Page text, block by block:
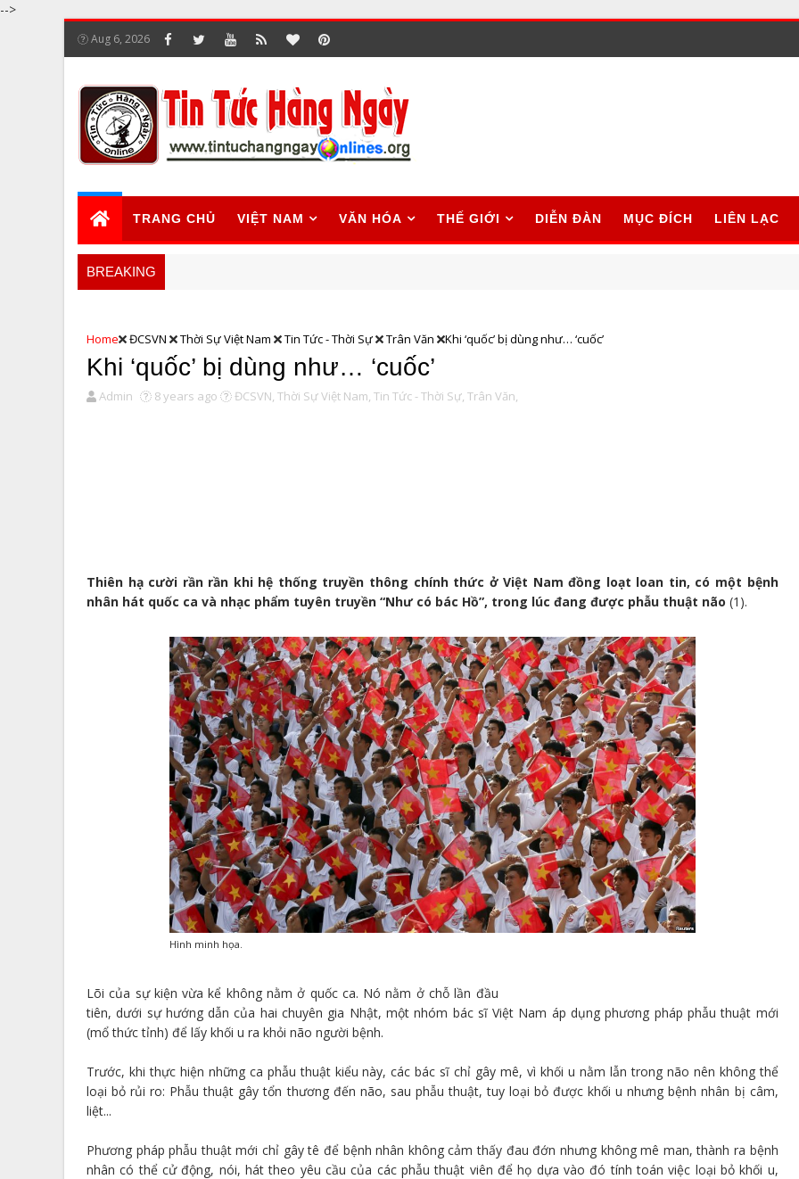
-->
Aug 6, 2026
TRANG CHỦ VIỆT NAM VĂN HÓA THẾ GIỚI DIỄN ĐÀN MỤC ĐÍCH LIÊN LẠC
BREAKING
Home ĐCSVN Thời Sự Việt Nam Tin Tức - Thời Sự Trân Văn Khi ‘quốc’ bị dùng như… ‘cuốc’
Khi ‘quốc’ bị dùng như… ‘cuốc’
Admin 8 years ago ĐCSVN, Thời Sự Việt Nam, Tin Tức - Thời Sự, Trân Văn,
Thiên hạ cười rần rần khi hệ thống truyền thông chính thức ở Việt Nam đồng loạt loan tin, có một bệnh
nhân hát quốc ca và nhạc phẩm tuyên truyền “Như có bác Hồ”, trong lúc đang được phẫu thuật não (1).
Hình minh họa.
Lõi của sự kiện vừa kể không nằm ở quốc ca. Nó nằm ở chỗ lần đầu
tiên, dưới sự hướng dẫn của hai chuyên gia Nhật, một nhóm bác sĩ Việt Nam áp dụng phương pháp phẫu thuật mới
(mổ thức tỉnh) để lấy khối u ra khỏi não người bệnh.
Trước, khi thực hiện những ca phẫu thuật kiểu này, các bác sĩ chỉ gây mê, vì khối u nằm lẫn trong não nên không thể
loại bỏ rủi ro: Phẫu thuật gây tổn thương đến não, sau phẫu thuật, tuy loại bỏ được khối u nhưng bệnh nhân bị câm,
liệt...
Phương pháp phẫu thuật mới chỉ gây tê để bệnh nhân không cảm thấy đau đớn nhưng không mê man, thành ra bệnh
nhân có thể cử động, nói, hát theo yêu cầu của các phẫu thuật viên để họ dựa vào đó tính toán việc loại bỏ khối u,